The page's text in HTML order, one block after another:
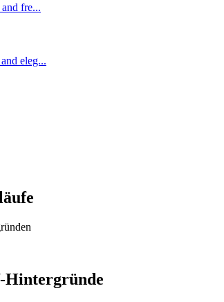
fre...
eleg...
Hintergründe